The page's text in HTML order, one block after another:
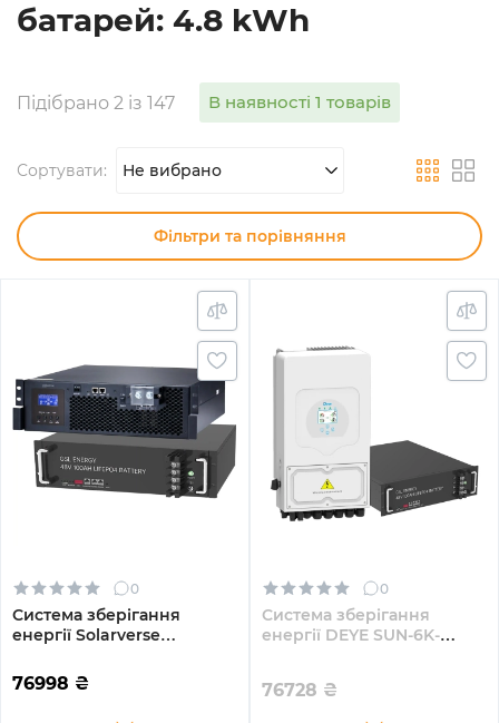
батарей: 4.8 kWh
Підібрано 2 із 147 В наявності 1 товарів
Сортувати: Не вибрано
Фільтри та порівняння
0
Система зберігання
енергії Solarverse
4.8kWh 1BAT LiFePO4 6500
циклів
76998 ₴
0
Система зберігання
енергії DEYE SUN-6K-
6500 циклів
76728 ₴